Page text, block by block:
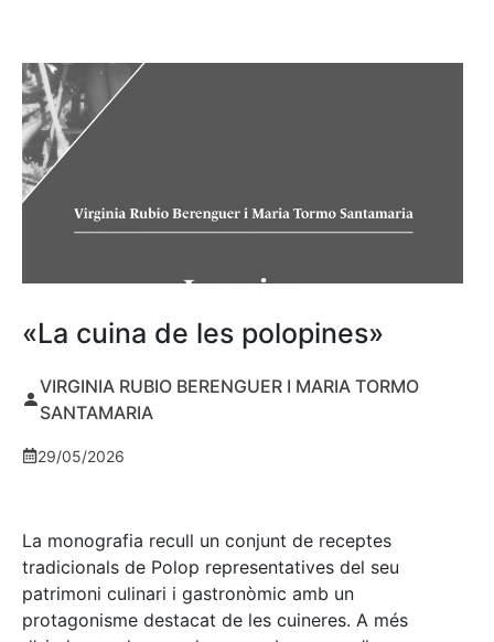
«La cuina de les polopines»
VIRGINIA RUBIO BERENGUER I MARIA TORMO
SANTAMARIA
29/05/2026
La monografia recull un conjunt de receptes
tradicionals de Polop representatives del seu
patrimoni culinari i gastronòmic amb un
protagonisme destacat de les cuineres. A més